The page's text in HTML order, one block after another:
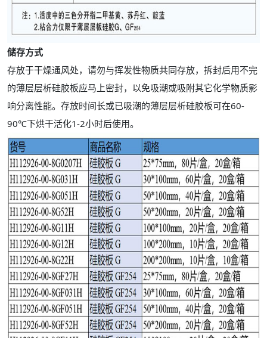
储存方式
存放于干燥通风处，请勿与挥发性物质共同存放，拆封后用不完
的薄层层析硅胶板应马上密封，以免吸潮或吸附其它化学物质影
响分离性能。存放时间长或已吸潮的薄层层析硅胶板可在60-
90℃下烘干活化1-2小时后使用。